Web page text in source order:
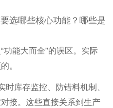
选哪些核心功能？哪些是
功能大而全”的误区。实际
。
时库存监控、防错料机制、
接。这些直接关系到生产